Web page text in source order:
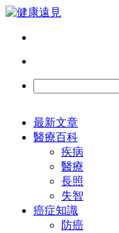
最新文章
醫療百科
疾病
醫療
長照
失智
癌症知識
防癌